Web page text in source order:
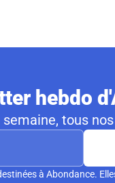
hebdo
tous
à Abondance.